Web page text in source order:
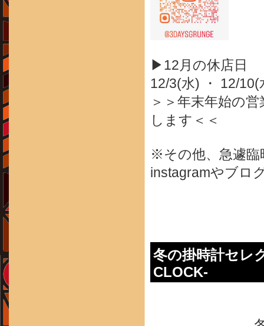
▶12月の休店日
12/3(水) ・ 12/
＞＞年末年始の
します＜＜
※その他、急遽臨
instagramやブロ
冬の掛時計セ
CLOCK-